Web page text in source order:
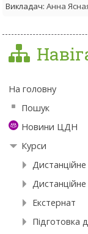
Викладач:Анна
На головну
Пошук
Новини ЦДН
Курси
Екстернат
Підготовка